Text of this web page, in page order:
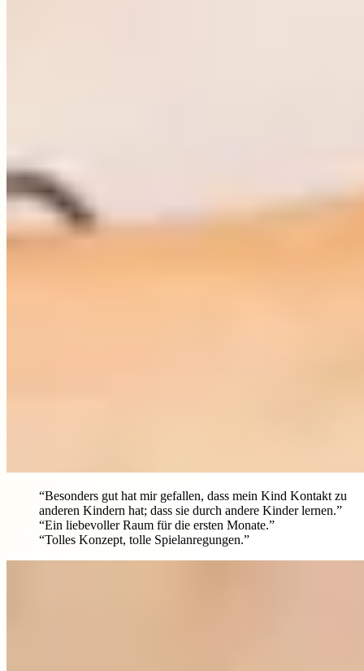
“Besonders gut hat mir gefallen, dass mein Kind Kontakt zu
anderen Kindern hat; dass sie durch andere Kinder lernen.”
“Ein liebevoller Raum für die ersten Monate.”
“Tolles Konzept, tolle Spielanregungen.”